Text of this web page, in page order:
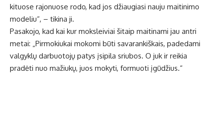
kituose rajonuose rodo, kad jos džiaugiasi nauju maitinimo
modeliu“, – tikina ji.
Pasakojo, kad kai kur moksleiviai šitaip maitinami jau antri
metai: „Pirmokiukai mokomi būti savarankiškais, padedami
valgyklų darbuotojų patys įsipila sriubos. O juk ir reikia
pradėti nuo mažiukų, juos mokyti, formuoti įgūdžius.“